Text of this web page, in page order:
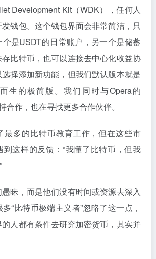
Development Kit（WDK），任何人
钱包。这个钱包界面会非常简洁，只
是USDT的日常账户，另一个是储蓄
比特币，也可以连接去中心化收益协
择添加新功能，但我们默认版本就是
生的极简版。我们同时与Opera的
合作，也在寻找更多合作伙伴。
最多的比特币教育工作，但在这些市
这样的反馈：“我懂了比特币，但我
昧，而是他们没有时间或资源去深入
“比特币极端主义者”忽略了这一点，
人都有条件去研究加密货币，其实并